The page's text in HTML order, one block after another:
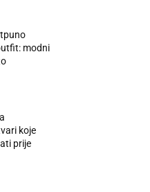
modni
koje
prije